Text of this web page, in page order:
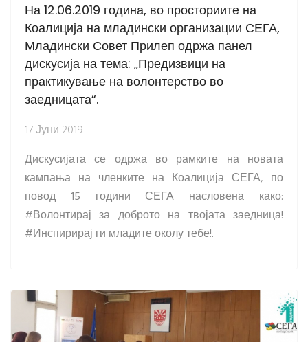
На 12.06.2019 година, во просториите на
Коалиција на младински организации СЕГА,
Младински Совет Прилеп одржа панел
дискусија на тема: „Предизвици на
практикување на волонтерство во
заедницата“.
17 Јуни 2019
Дискусијата се одржа во рамките на новата
кампања на членките на Коалиција СЕГА, по
повод 15 години СЕГА насловена како:
#Волонтирај за доброто на твојата заедница!
#Инспирирај ги младите околу тебе!.